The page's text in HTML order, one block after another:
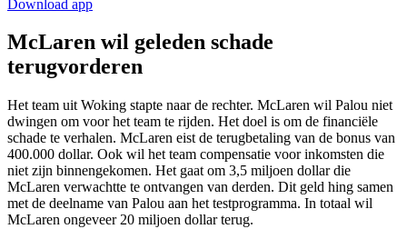
Download app
McLaren wil geleden schade
terugvorderen
Het team uit Woking stapte naar de rechter. McLaren wil Palou niet
dwingen om voor het team te rijden. Het doel is om de financiële
schade te verhalen. McLaren eist de terugbetaling van de bonus van
400.000 dollar. Ook wil het team compensatie voor inkomsten die
niet zijn binnengekomen. Het gaat om 3,5 miljoen dollar die
McLaren verwachtte te ontvangen van derden. Dit geld hing samen
met de deelname van Palou aan het testprogramma. In totaal wil
McLaren ongeveer 20 miljoen dollar terug.